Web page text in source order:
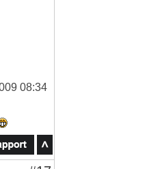
08:34